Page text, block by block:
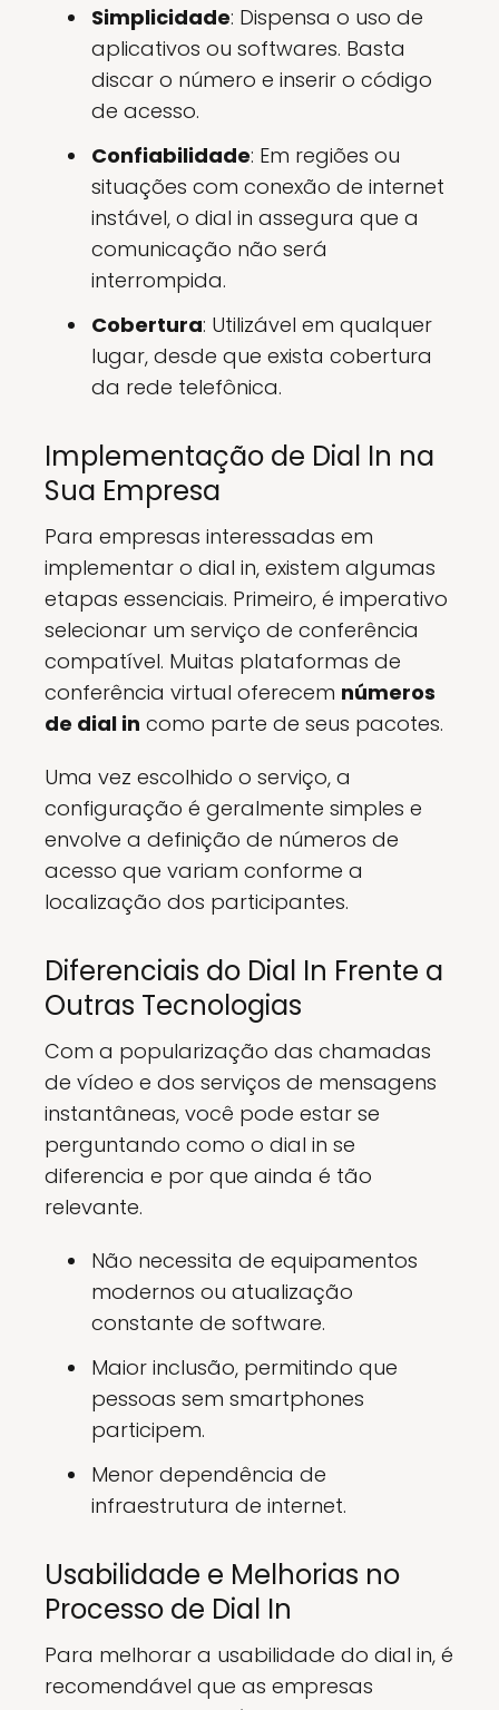
Simplicidade: Dispensa o uso de
aplicativos ou softwares. Basta
discar o número e inserir o código
de acesso.
Confiabilidade: Em regiões ou
situações com conexão de internet
instável, o dial in assegura que a
comunicação não será
interrompida.
Cobertura: Utilizável em qualquer
lugar, desde que exista cobertura
da rede telefônica.
Implementação de Dial In na
Sua Empresa
Para empresas interessadas em
implementar o dial in, existem algumas
etapas essenciais. Primeiro, é imperativo
selecionar um serviço de conferência
compatível. Muitas plataformas de
conferência virtual oferecem números
de dial in como parte de seus pacotes.
Uma vez escolhido o serviço, a
configuração é geralmente simples e
envolve a definição de números de
acesso que variam conforme a
localização dos participantes.
Diferenciais do Dial In Frente a
Outras Tecnologias
Com a popularização das chamadas
de vídeo e dos serviços de mensagens
instantâneas, você pode estar se
perguntando como o dial in se
diferencia e por que ainda é tão
relevante.
Não necessita de equipamentos
modernos ou atualização
constante de software.
Maior inclusão, permitindo que
pessoas sem smartphones
participem.
Menor dependência de
infraestrutura de internet.
Usabilidade e Melhorias no
Processo de Dial In
Para melhorar a usabilidade do dial in, é
recomendável que as empresas